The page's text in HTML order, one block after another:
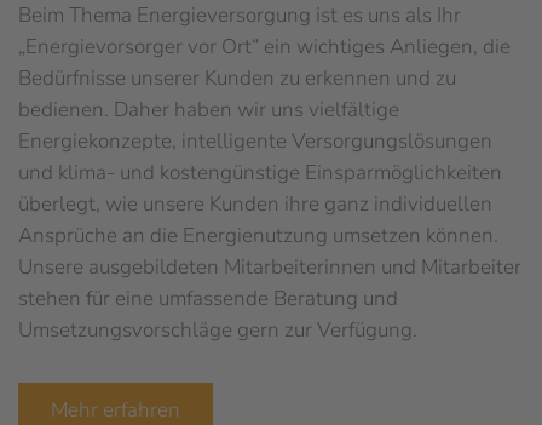
Beim Thema Energieversorgung ist es uns als Ihr
„Energievorsorger vor Ort“ ein wichtiges Anliegen, die
Bedürfnisse unserer Kunden zu erkennen und zu
bedienen. Daher haben wir uns vielfältige
Energiekonzepte, intelligente Versorgungslösungen
und klima- und kostengünstige Einsparmöglichkeiten
überlegt, wie unsere Kunden ihre ganz individuellen
Ansprüche an die Energienutzung umsetzen können.
Unsere ausgebildeten Mitarbeiterinnen und Mitarbeiter
stehen für eine umfassende Beratung und
Umsetzungsvorschläge gern zur Verfügung.
Mehr erfahren